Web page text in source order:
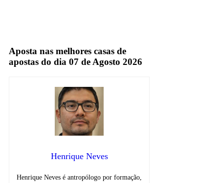
Aposta nas melhores casas de
apostas do dia 07 de Agosto 2026
Henrique Neves
Henrique Neves é antropólogo por formação,